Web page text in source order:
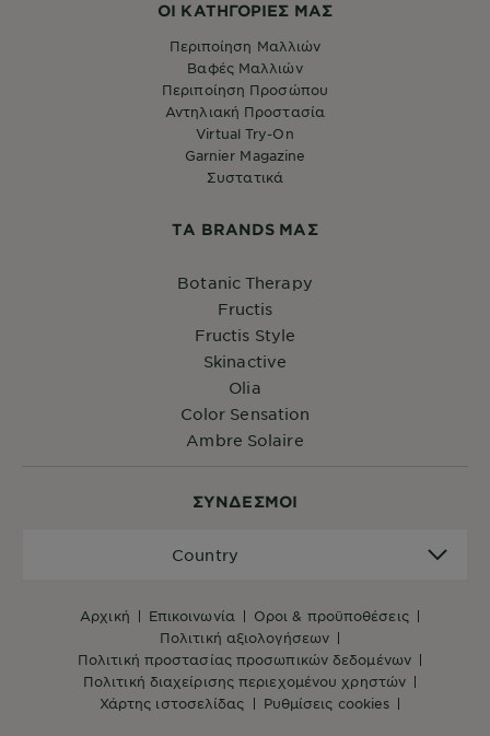
ΣYΝΔΕΣΜΟΙ
αρχική επικοινωνία
όροι & προϋποθέσεις
πολιτική αξιολογήσεων
πολιτική προστασίας προσωπικών δεδομένων
πολιτική διαχείρισης περιεχομένου χρηστών
χάρτης ιστοσελίδας
ρυθμίσεις cookies
Country
ΟΙ ΚΑΤΗΓΟΡΙΕΣ ΜΑΣ
Περιποίηση Μαλλιών
Βαφές Μαλλιών
Περιποίηση Προσώπου
Αντηλιακή Προστασία
Virtual Try-On
Garnier Magazine
Συστατικά
ΤA BRANDS ΜΑΣ
Botanic Therapy
Fructis
Fructis Style
Skinactive
Olia
Color Sensation
Ambre Solaire